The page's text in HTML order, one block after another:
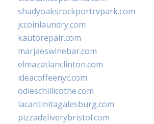
shadyoaksrockportrvpark.com
jccoinlaundry.com
kautorepair.com
marjaeswinebar.com
elmazatlanclinton.com
ideacoffeenyc.com
odieschillicothe.com
lacantinitagalesburg.com
pizzadeliverybristol.com